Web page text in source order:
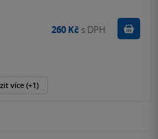
260 Kč s DPH Koupit
více (+1)